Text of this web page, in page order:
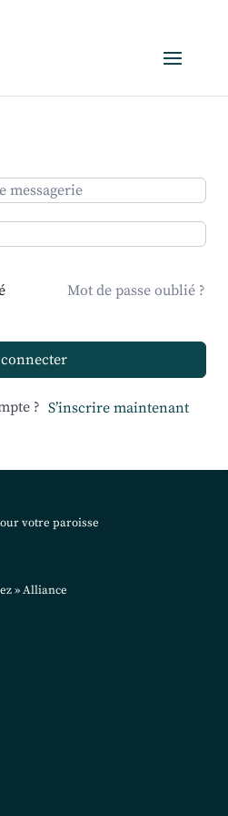
Mot de passe oublié ?
connecter
? S’inscrire maintenant
votre paroisse
» Alliance